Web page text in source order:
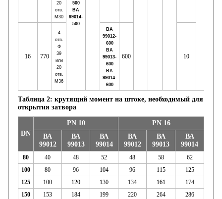
500
ВА
99014-
500
20
отв.
М30
ВА
99012-
600
ВА
99013-
600
ВА
99014-
600
600 10
16 770
4
отв.
Ф
39
или
20
отв.
М36
Таблица 2: крутящий момент на штоке, необходимый для
открытия затвора
DN
PN 10
PN 16
ВА
99012
ВА
99013
ВА
99014
ВА
99012
ВА
99013
ВА
99014
80 40 48 52 48 58
62
100
80 96 104 96 115
125
125
100 120 130 134 161
174
150
153 184 199 220 264
286